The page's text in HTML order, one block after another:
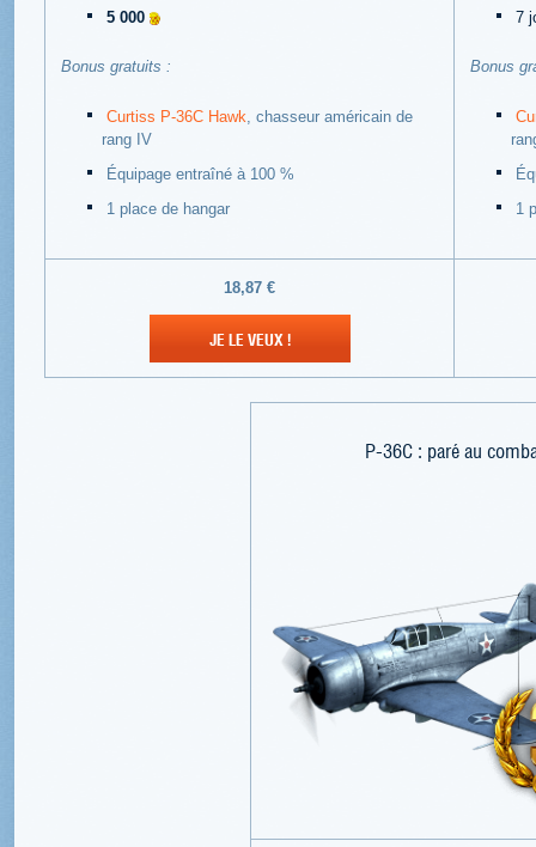
5 000
Bonus gratuits :
Curtiss P-36C Hawk, chasseur américain de
rang IV
Équipage entraîné à 100 %
1 place de hangar
7
Bonus
1
18,87 €
JE LE VEUX !
P-36C : paré au